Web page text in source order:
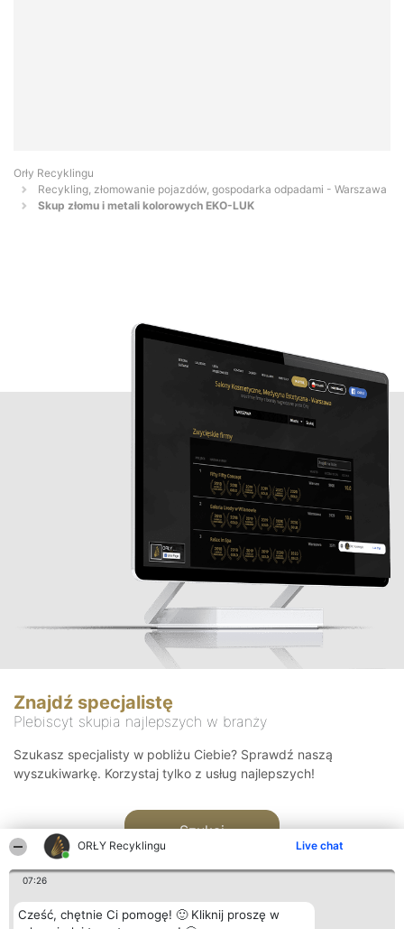
ORŁY Recyklingu Live chat
07:26
Cześć, chętnie Ci pomogę! 🙂 Kliknij proszę w
Orły Recyklingu
Recykling, złomowanie pojazdów, gospodarka odpadami - Warszawa
Skup złomu i metali kolorowych EKO-LUK
Znajdź specjalistę
Plebiscyt skupia najlepszych w branży
Szukasz specjalisty w pobliżu Ciebie? Sprawdź naszą
wyszukiwarkę. Korzystaj tylko z usług najlepszych!
Szukaj